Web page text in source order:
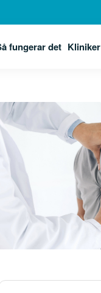
fungerar det Kliniker